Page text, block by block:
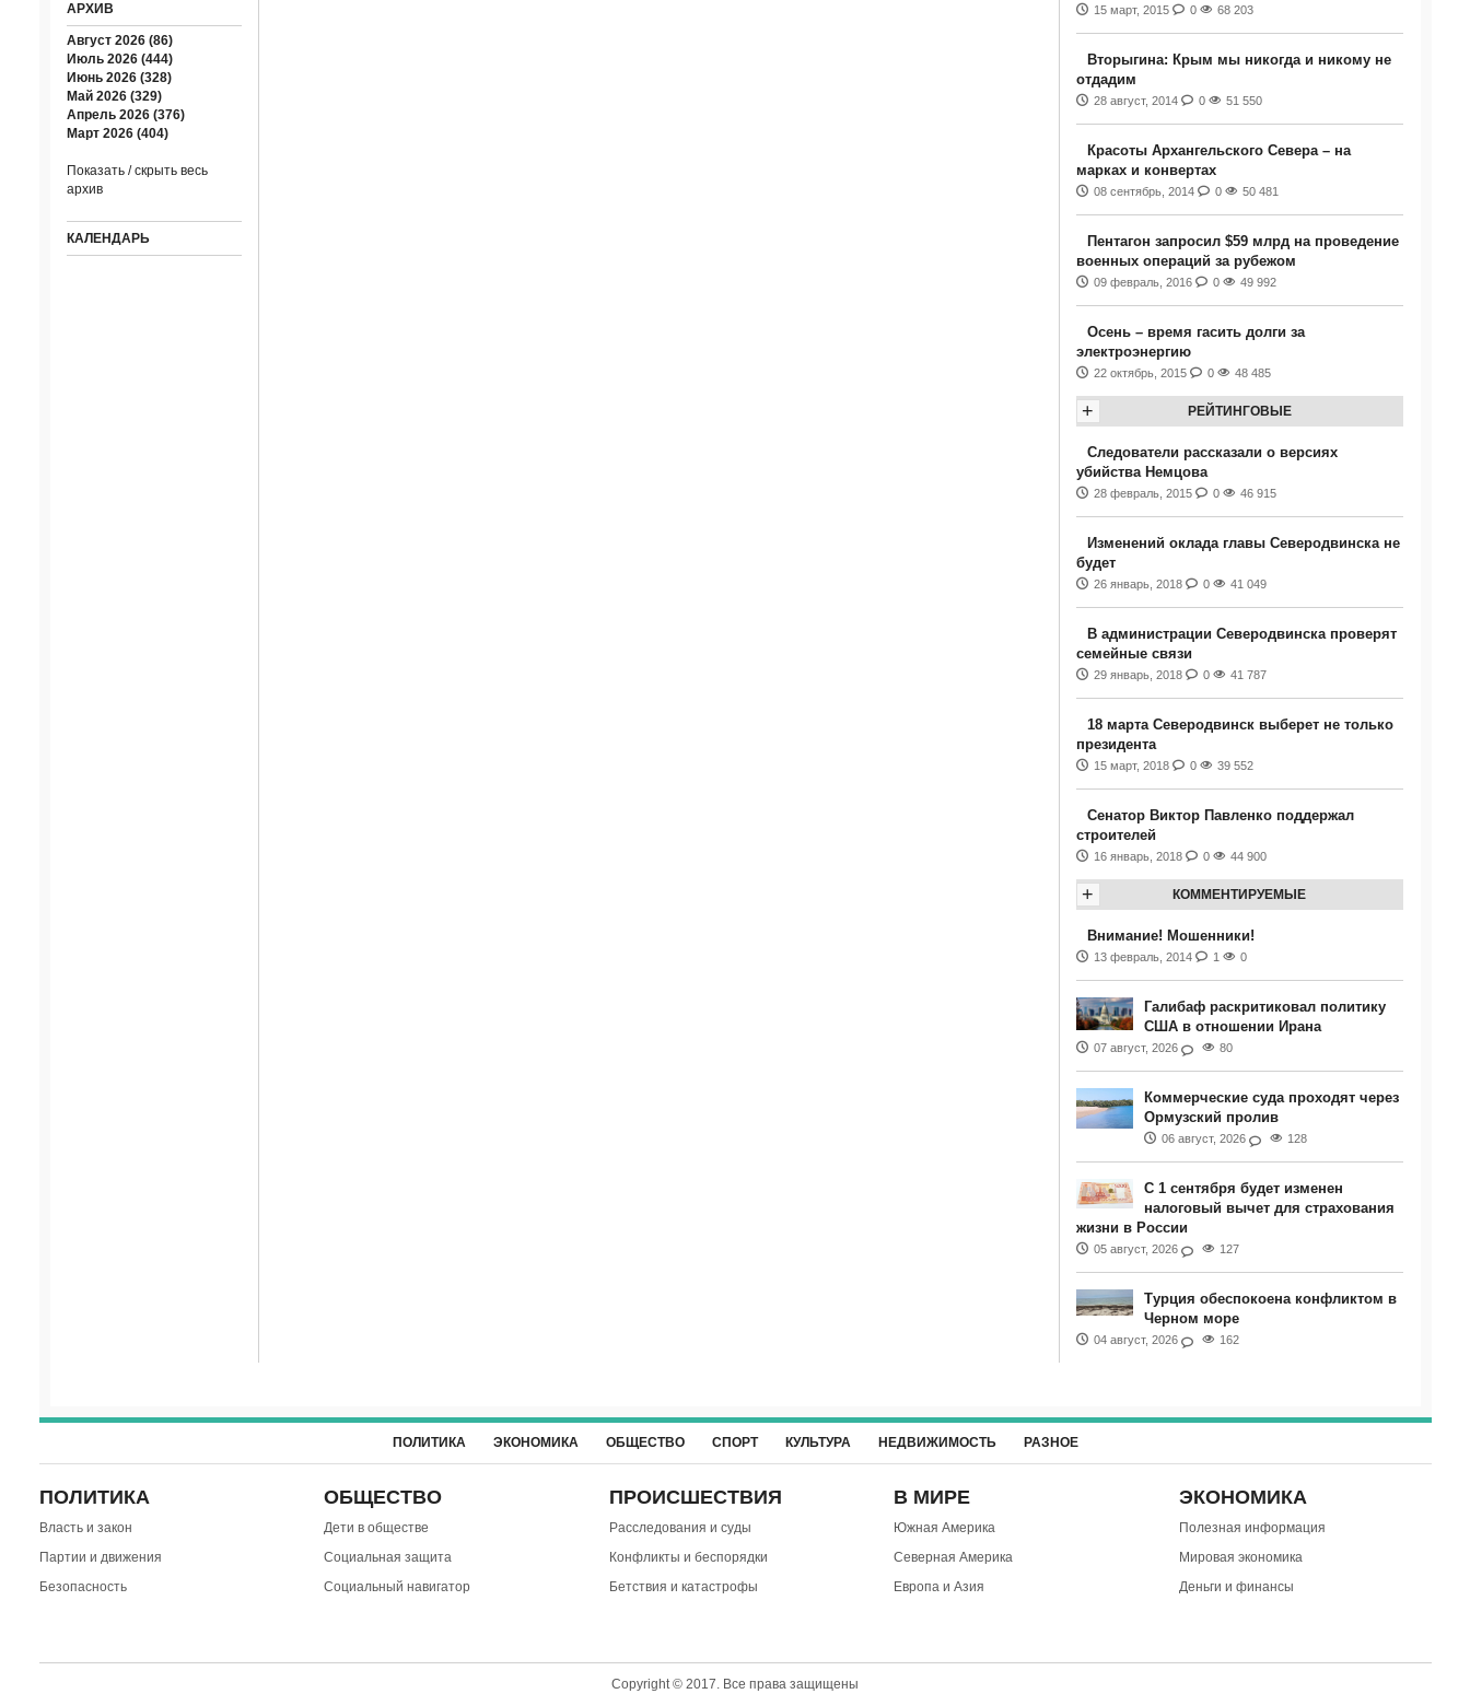
15 март, 2015 0 68 203
Вторыгина: Крым мы никогда и никому не
отдадим
28 август, 2014 0 51 550
Красоты Архангельского Севера – на
марках и конвертах
08 сентябрь, 2014 0 50 481
Пентагон запросил $59 млрд на проведение
военных операций за рубежом
09 февраль, 2016 0 49 992
Осень – время гасить долги за
электроэнергию
22 октябрь, 2015 0 48 485
РЕЙТИНГОВЫЕ
+
Следователи рассказали о версиях
убийства Немцова
28 февраль, 2015 0 46 915
Изменений оклада главы Северодвинска не
будет
26 январь, 2018 0 41 049
В администрации Северодвинска проверят
семейные связи
29 январь, 2018 0 41 787
18 марта Северодвинск выберет не только
президента
15 март, 2018 0 39 552
Сенатор Виктор Павленко поддержал
строителей
16 январь, 2018 0 44 900
КОММЕНТИРУЕМЫЕ
+
Внимание! Мошенники!
13 февраль, 2014 1 0
Галибаф раскритиковал политику
США в отношении Ирана
07 август, 2026 80
Коммерческие суда проходят через
Ормузский пролив
06 август, 2026 128
С 1 сентября будет изменен
налоговый вычет для страхования
жизни в России
05 август, 2026 127
Турция обеспокоена конфликтом в
Черном море
04 август, 2026 162
АРХИВ
Август 2026 (86)
Июль 2026 (444)
Июнь 2026 (328)
Май 2026 (329)
Апрель 2026 (376)
Март 2026 (404)
Показать / скрыть весь
архив
КАЛЕНДАРЬ
ПОЛИТИКА ЭКОНОМИКА ОБЩЕСТВО СПОРТ КУЛЬТУРА НЕДВИЖИМОСТЬ РАЗНОЕ
ПОЛИТИКА
Власть и закон
Партии и движения
Безопасность
ОБЩЕСТВО
Дети в обществе
Социальная защита
Социальный навигатор
ПРОИСШЕСТВИЯ
Расследования и суды
Конфликты и беспорядки
Бетствия и катастрофы
В МИРЕ
Южная Америка
Северная Америка
Европа и Азия
ЭКОНОМИКА
Полезная информация
Мировая экономика
Деньги и финансы
Copyright © 2017. Все права защищены